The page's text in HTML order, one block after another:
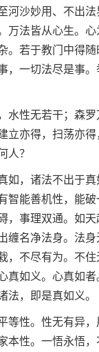
河沙妙用、不出
万法皆从心生。
。若于教门中得
，一切法尽是事
水性无若干；森
亦得，扫荡亦
人？
如，诸法不出于
智能善机性，能
，事理双通。如
缠名净法身。法
，不尽有为。不
真如义。心真如
，即是真如义。
等性。性无有异
性。一悟永悟